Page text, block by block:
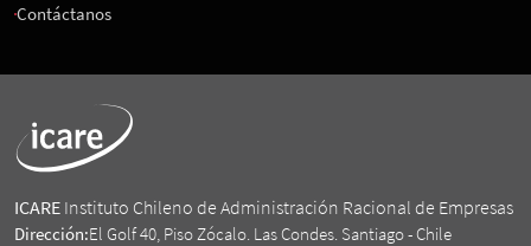
Contáctanos
ICARE Instituto Chileno de Administración Racional de Empresas
Dirección:El Golf 40, Piso Zócalo. Las Condes. Santiago - Chile